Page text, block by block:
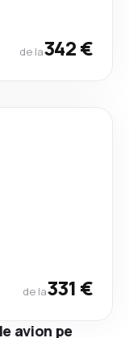
de la342 €
de la331 €
avion pe